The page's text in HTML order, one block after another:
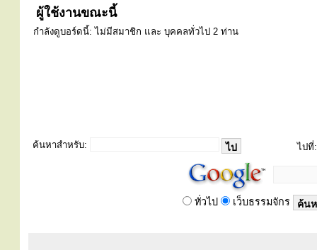
ผู้ใช้งานขณะนี้
กำลังดูบอร์ดนี้: ไม่มีสมาชิก และ บุคคลทั่วไป 2 ท่าน
ค้นหาสำหรับ: ไปที่:
ทั่วไป เว็บธรรมจักร